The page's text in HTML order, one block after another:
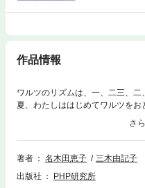
作品情報
ワルツのリズムは、一、二三、
夏、わたしははじめてワルツを
景に、思春期特有の心の揺れ動
著者 名木田恵子
三木由記子
出版社
PHP研究所